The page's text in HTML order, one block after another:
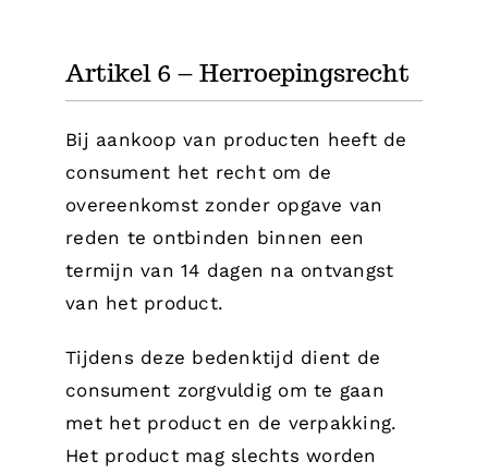
Artikel 6 – Herroepingsrecht
Bij aankoop van producten heeft de
consument het recht om de
overeenkomst zonder opgave van
reden te ontbinden binnen een
termijn van 14 dagen na ontvangst
van het product.
Tijdens deze bedenktijd dient de
consument zorgvuldig om te gaan
met het product en de verpakking.
Het product mag slechts worden